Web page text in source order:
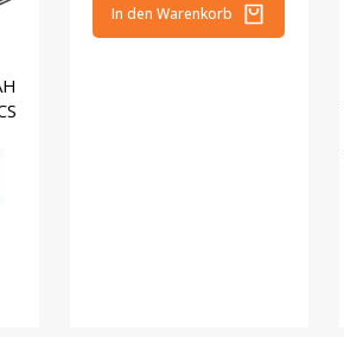
In den Warenkorb